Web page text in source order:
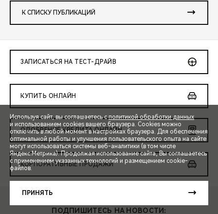
СПЕЦПРЕДЛОЖЕНИЯ
ЗАПИСЬ НА ТЕСТ-ДРАЙВ
К СПИСКУ ПУБЛИКАЦИЙ
ЗАПИСАТЬСЯ НА ТЕСТ-ДРАЙВ
КУПИТЬ ОНЛАЙН
ОДОБРЕНИЕ КРЕДИТА ОНЛАЙН
КОРПОРАТИВНЫЕ ПРОДАЖИ
ПОДПИШИТЕСЬ НА НОВОСТИ:
Используя сайт, вы соглашаетесь сполитикой обработки данных
и использованием cookies вашего браузера. Cookies можно
отключить в любой момент в настройках браузера. Для обеспечения
оптимальной работы и улучшения пользовательского опыта на сайте
могут использоваться системы веб-аналитики (в том числе
Яндекс.Метрика). Продолжая использование сайта, Вы соглашаетесь
с применением указанных технологий и размещением cookie-
файлов.
ПРИНЯТЬ